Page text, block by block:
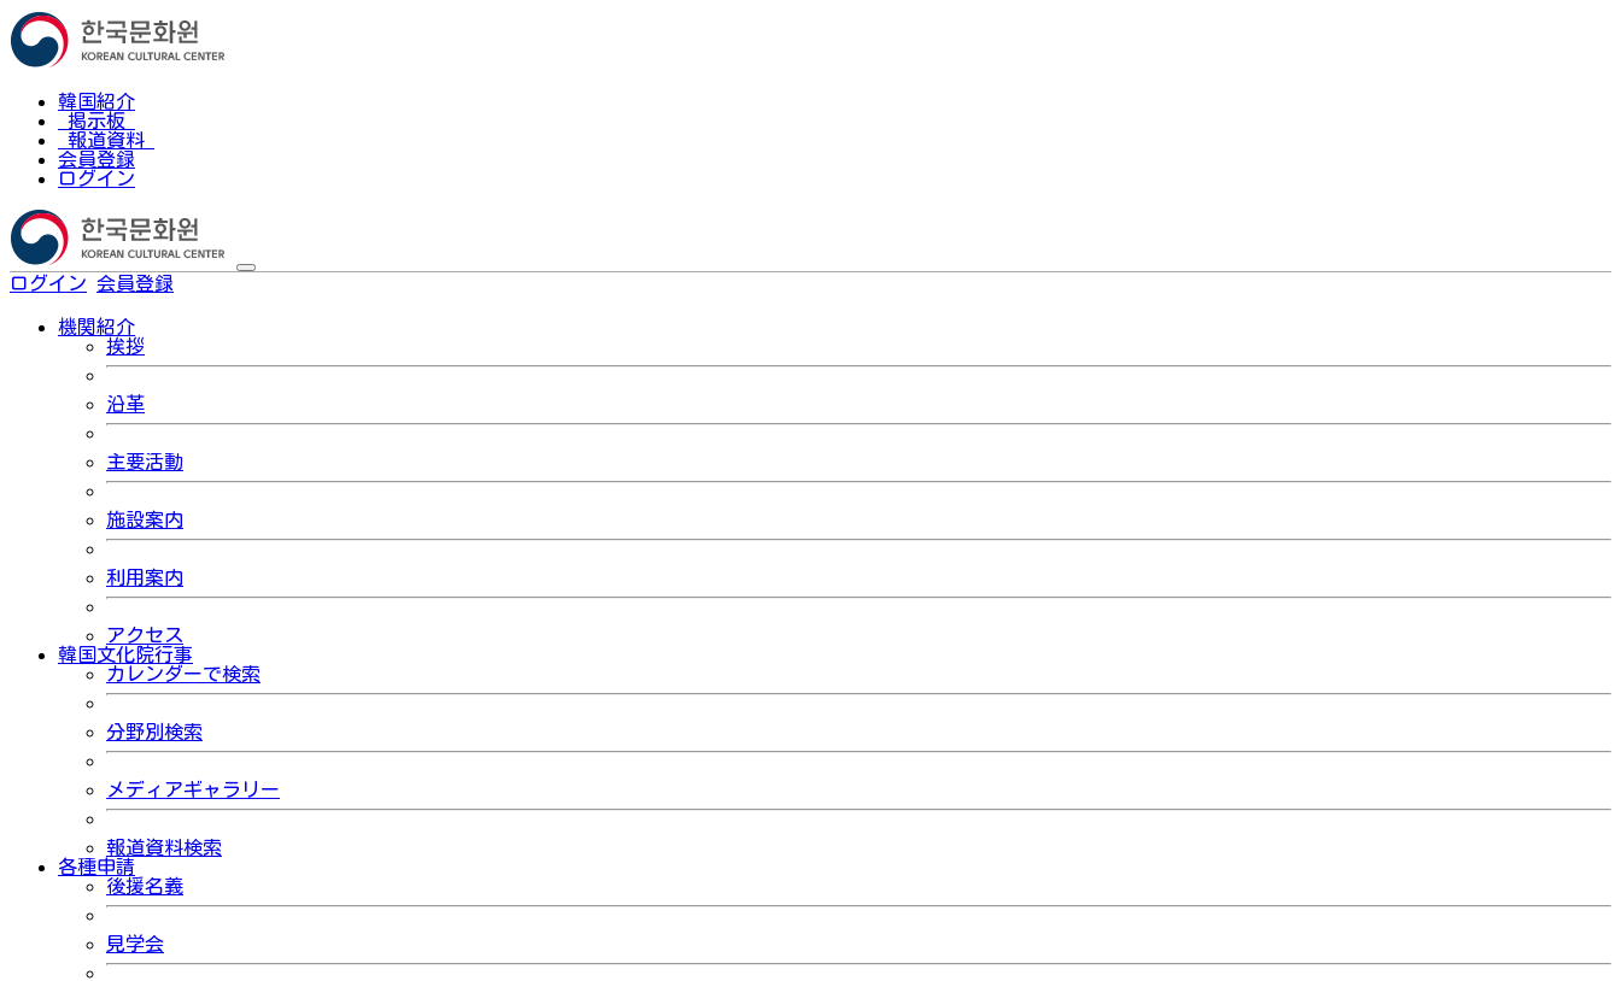
韓国紹介
掲示板
報道資料
会員登録
ログイン
ログイン 会員登録
機関紹介
挨拶
沿革
主要活動
施設案内
利用案内
アクセス
韓国文化院行事
カレンダーで検索
分野別検索
メディアギャラリー
報道資料検索
各種申請
後援名義
見学会